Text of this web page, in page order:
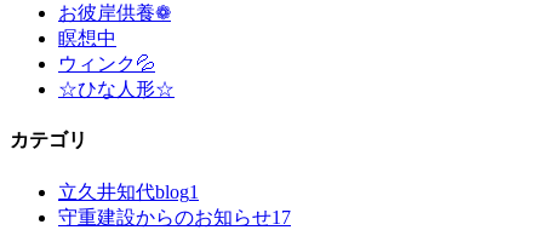
お彼岸供養❁
瞑想中
ウィンク💦
☆ひな人形☆
カテゴリ
立久井知代blog1
守重建設からのお知らせ17